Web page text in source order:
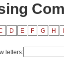
D E F G H
letters: